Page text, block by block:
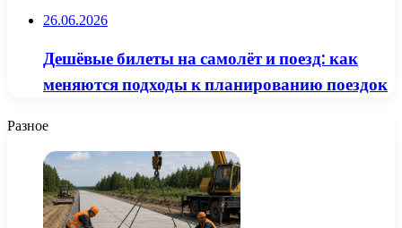
26.06.2026
Дешёвые билеты на самолёт и поезд: как
меняются подходы к планированию поездок
Разное